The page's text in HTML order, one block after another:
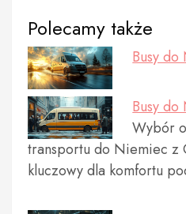
Polecamy także
Busy
Busy
Wybór
transportu do Niemiec z
kluczowy dla komfortu